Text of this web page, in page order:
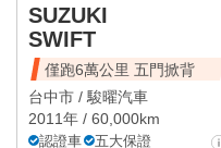
SUZUKI
SWIFT
僅跑6萬公里 五門掀背
台中市 / 駿曜汽車
2011年 / 60,000km
認證車
五大保證